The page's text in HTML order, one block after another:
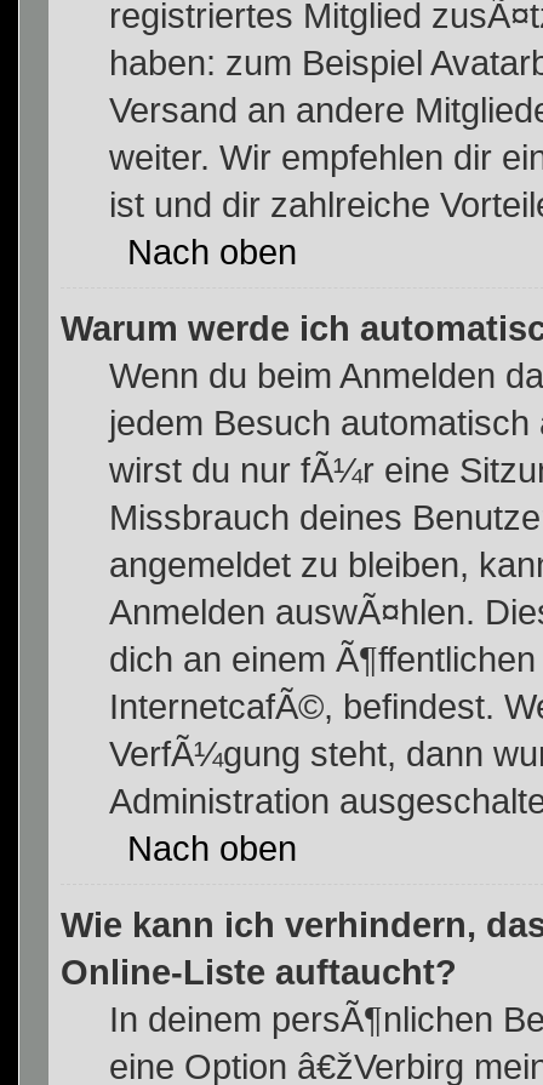
registriertes Mitglied
haben: zum Beispiel
Versand an andere
weiter. Wir empfehlen dir
ist und dir zahlreiche
Nach oben
Warum werde ich
Wenn du beim Anmelden
jedem Besuch
wirst du nur fÃ¼r eine
Missbrauch deines
angemeldet zu bleiben,
Anmelden auswÃ¤hlen.
dich an einem
InternetcafÃ©, befindest.
VerfÃ¼gung steht, dann
Administration
Nach oben
Wie kann ich verhindern,
Online-Liste auftaucht?
In deinem persÃ¶nlichen
eine Option â€žVerbirg